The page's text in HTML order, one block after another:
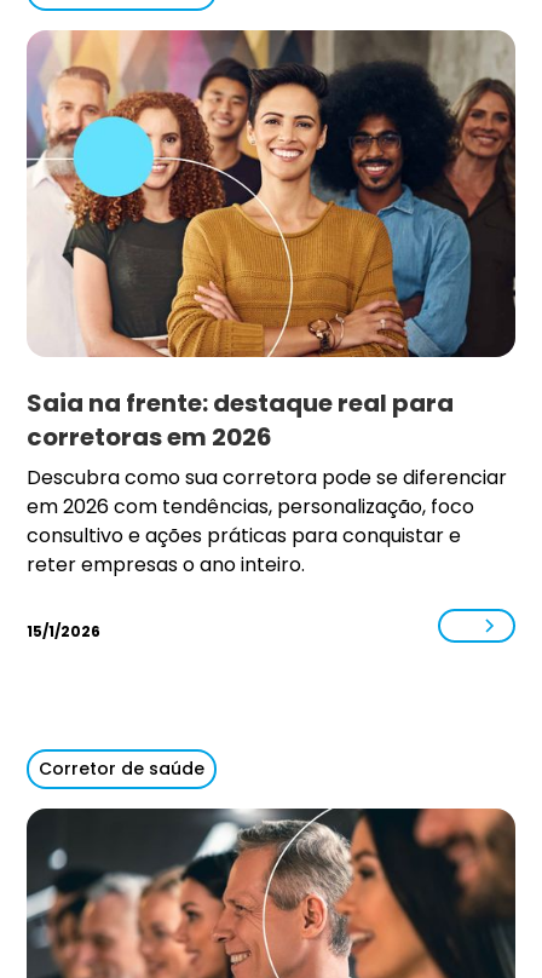
Saia na frente: destaque real para
corretoras em 2026
Descubra como sua corretora pode se diferenciar
em 2026 com tendências, personalização, foco
consultivo e ações práticas para conquistar e
reter empresas o ano inteiro.
15/1/2026
Corretor de saúde